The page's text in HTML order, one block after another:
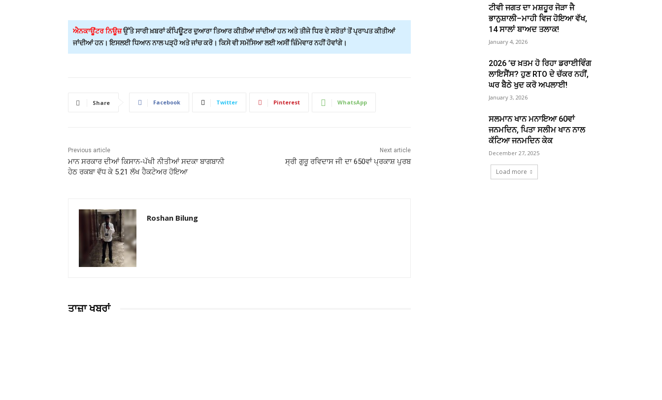
ਐਨਕਾਊਂਟਰ ਨਿਊਜ਼ਉੱਤੇ ਸਾਰੀ ਖ਼ਬਰਾਂ ਕੰਪਿਊਟਰ ਦੁਆਰਾ ਤਿਆਰ ਕੀਤੀਆਂ ਜਾਂਦੀਆਂ ਹਨ ਅਤੇ ਤੀਜੇ ਧਿਰ ਦੇ ਸਰੋਤਾਂ ਤੋਂ ਪ੍ਰਾਪਤ ਕੀਤੀਆਂ
ਜਾਂਦੀਆਂ ਹਨ। ਇਸਲਈ ਧਿਆਨ ਨਾਲ ਪੜ੍ਹੋ ਅਤੇ ਜਾਂਚ ਕਰੋ। ਕਿਸੇ ਵੀ ਸਮੱਸਿਆ ਲਈ ਅਸੀਂ ਜ਼ਿੰਮੇਵਾਰ ਨਹੀਂ ਹੋਵਾਂਗੇ।
Share Facebook Twitter Pinterest WhatsApp
Previous article
ਮਾਨ ਸਰਕਾਰ ਦੀਆਂ ਕਿਸਾਨ-ਪੱਖੀ ਨੀਤੀਆਂ ਸਦਕਾ ਬਾਗਬਾਨੀ
ਹੇਠ ਰਕਬਾ ਵੱਧ ਕੇ 5.21 ਲੱਖ ਹੈਕਟੇਅਰ ਹੋਇਆ
Next article
ਸ੍ਰੀ ਗੁਰੂ ਰਵਿਦਾਸ ਜੀ ਦਾ 650ਵਾਂ ਪ੍ਰਕਾਸ਼ ਪੁਰਬ
Roshan Bilung
ਤਾਜ਼ਾ ਖਬਰਾਂ
ਟੀਵੀ ਜਗਤ ਦਾ ਮਸ਼ਹੂਰ ਜੋੜਾ ਜੈ
ਭਾਨੁਸ਼ਾਲੀ–ਮਾਹੀ ਵਿਜ ਹੋਇਆ ਵੱਖ,
14 ਸਾਲਾਂ ਬਾਅਦ ਤਲਾਕ!
January 4, 2026
2026 ’ਚ ਖ਼ਤਮ ਹੋ ਰਿਹਾ ਡਰਾਈਵਿੰਗ
ਲਾਇਸੈਂਸ? ਹੁਣ RTO ਦੇ ਚੱਕਰ ਨਹੀਂ,
ਘਰ ਬੈਠੇ ਖੁਦ ਕਰੋ ਅਪਲਾਈ!
January 3, 2026
ਸਲਮਾਨ ਖਾਨ ਮਨਾਇਆ 60ਵਾਂ
ਜਨਮਦਿਨ, ਪਿਤਾ ਸਲੀਮ ਖਾਨ ਨਾਲ
ਕੱਟਿਆ ਜਨਮਦਿਨ ਕੇਕ
December 27, 2025
Load more